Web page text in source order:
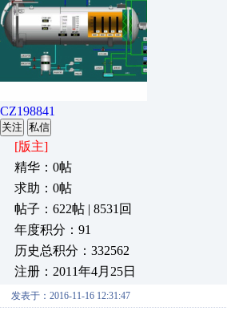
CZ198841
关注 私信
[版主]
精华：0帖
求助：0帖
帖子：622帖 | 8531回
年度积分：91
历史总积分：332562
注册：2011年4月25日
发表于：2016-11-16 12:31:47